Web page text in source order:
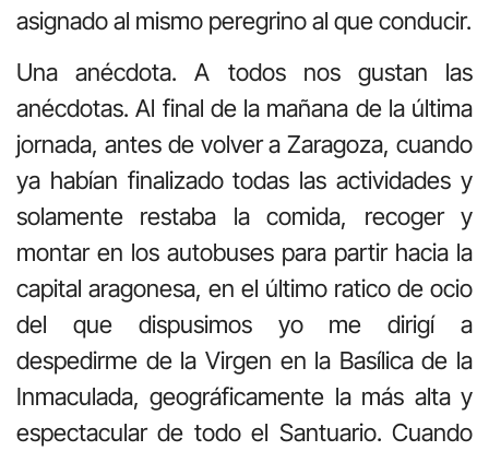
asignado al mismo peregrino al que conducir.
Una anécdota. A todos nos gustan las
anécdotas. Al final de la mañana de la última
jornada, antes de volver a Zaragoza, cuando
ya habían finalizado todas las actividades y
solamente restaba la comida, recoger y
montar en los autobuses para partir hacia la
capital aragonesa, en el último ratico de ocio
del que dispusimos yo me dirigí a
despedirme de la Virgen en la Basílica de la
Inmaculada, geográficamente la más alta y
espectacular de todo el Santuario. Cuando